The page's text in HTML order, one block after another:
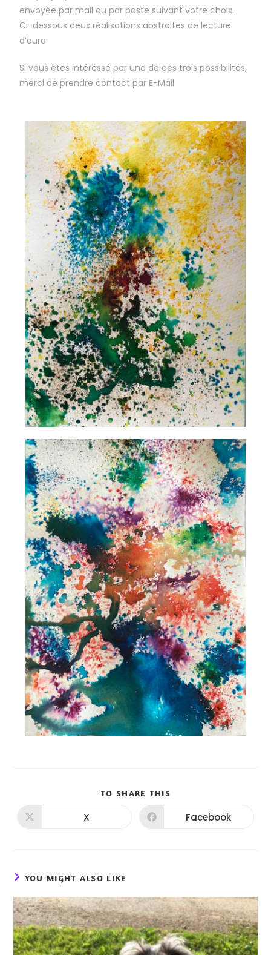
envoyée par mail ou par poste suivant votre choix.
Ci-dessous deux réalisations abstraites de lecture
d’aura.
Si vous êtes intéréssé par une de ces trois possibilités,
merci de prendre contact par E-Mail
TO SHARE THIS
X Facebook
YOU MIGHT ALSO LIKE